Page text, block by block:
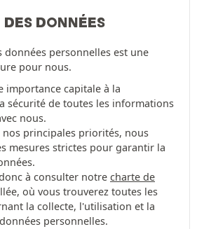
DONNÉES
données personnelles est une
pour nous.
importance capitale à la
sécurité de toutes les informations
nous.
nos principales priorités, nous
mesures strictes pour garantir la
à consulter notre charte de
où vous trouverez toutes les
la collecte, l'utilisation et la
personnelles.